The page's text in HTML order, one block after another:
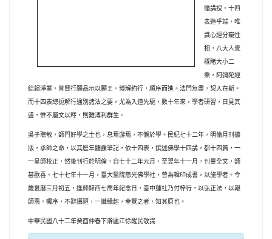
循講授。十四
表造乎端，唯
識心經分窺性
相，八大人覺
概睹大小二
乘，阿彌陀經
結歸淨業，普賢行願品示以願王。博解約行，順序而進。法門無盡，契入在斯。
而十四表總扼解行通別諸法之要，尤為入道先驅，數十年來，學者研習，日見其
盛，惟不屬文以釋，則難溥利群生。
吳子聰敏，師門好學之士也，息焉游焉，不懈於學。民紀七十二年，明倫月刊擴
版，承師之命，以其歷年聽課筆記，依十四表，撰述佛學十四講，都十四篇，一
一呈師校正，然後刊行於明倫，自七十二年元月，至翌年十一月，刊畢全文，師
甚歡喜。七十七年十一月，臺大醫院慈光佛學社，曾為輯印成書，以施學者。今
歲夏曆三月初五，逢師歸西七周年紀念日，臺中蓮社乃付梓行，以弘正法，以報
師恩。囑序，不辭譾陋，一識緣起，幸覽之者，知其原也。
中華民國八十二年癸酉仲春下澣廬江徐醒民敬識